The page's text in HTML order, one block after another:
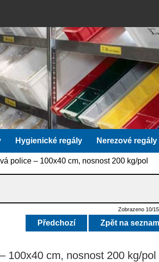
Hygienické regály Nerezové regály
police – 100x40 cm, nosnost 200 kg/pol
Zobrazeno 10/15
Předchozí Zpět na
100x40 cm, nosnost 200 kg/pol